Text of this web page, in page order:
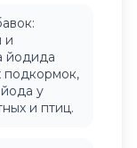
и
йодида
подкормок,
у
и птиц.